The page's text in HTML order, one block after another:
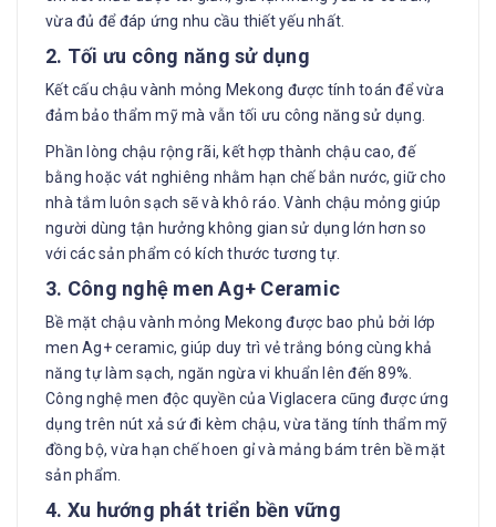
vừa đủ để đáp ứng nhu cầu thiết yếu nhất.
2. Tối ưu công năng sử dụng
Kết cấu chậu vành mỏng Mekong được tính toán để vừa
đảm bảo thẩm mỹ mà vẫn tối ưu công năng sử dụng.
Phần lòng chậu rộng rãi, kết hợp thành chậu cao, đế
bằng hoặc vát nghiêng nhằm hạn chế bắn nước, giữ cho
nhà tắm luôn sạch sẽ và khô ráo. Vành chậu mỏng giúp
người dùng tận hưởng không gian sử dụng lớn hơn so
với các sản phẩm có kích thước tương tự.
3. Công nghệ men Ag+ Ceramic
Bề mặt chậu vành mỏng Mekong được bao phủ bởi lớp
men Ag+ ceramic, giúp duy trì vẻ trắng bóng cùng khả
năng tự làm sạch, ngăn ngừa vi khuẩn lên đến 89%.
Công nghệ men độc quyền của Viglacera cũng được ứng
dụng trên nút xả sứ đi kèm chậu, vừa tăng tính thẩm mỹ
đồng bộ, vừa hạn chế hoen gỉ và mảng bám trên bề mặt
sản phẩm.
4. Xu hướng phát triển bền vững